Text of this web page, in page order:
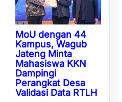
MoU dengan 44
Kampus, Wagub
Jateng Minta
Mahasiswa KKN
Dampingi
Perangkat Desa
Validasi Data RTLH